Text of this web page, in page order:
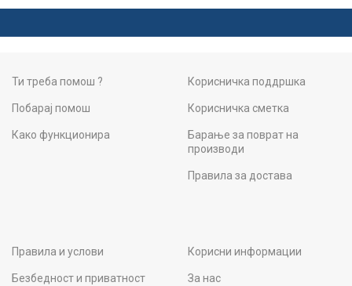
Ти треба помош ?
Побарај помош
Како функционира
Корисничка поддршка
Корисничка сметка
Барање за поврат на
производи
Правила за достава
Правила и услови
Безбедност и приватност
Корисни информации
За нас